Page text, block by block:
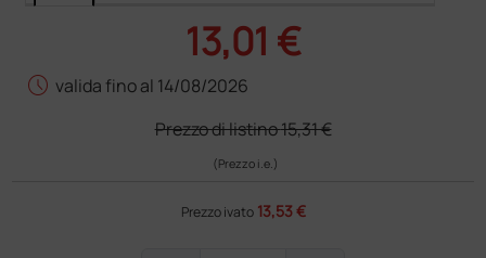
13,01 €
schedule valida fino al 14/08/2026
Prezzo di listino15,31 €
(Prezzo i.e.)
Prezzo ivato 13,53 €